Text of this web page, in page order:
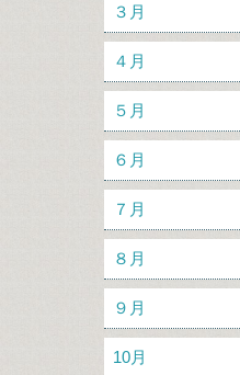
３月
４月
５月
６月
７月
８月
９月
10月